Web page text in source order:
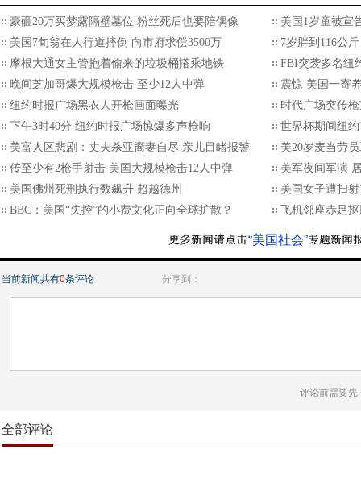
豪砸20万买梦露隔壁墓位 粉丝死后也要陪偶像
美国1岁童被宣
美国7旬翁在人行道摔倒 向市府求偿3500万
7岁胖到116公
摩根大通女主管抱着偷来的垃圾桶搭乘地铁
FBI突袭多名纽
晚间芝加哥爆大规模枪击 至少12人中弹
震惊 美国一寄
纽约时报广场黑衣人开枪画面曝光
时代广场突传
下午3时40分 纽约时报广场惊爆多声枪响
世界杯期间纽
美富人区悲剧：丈夫杀亚裔妻自尽 亲儿目睹报警
美20岁麦当劳
传至少有2枪手射击 美国大规模枪击12人中弹
美军夜间军演
美国佛州死刑执行数飙升 超越德州
美国女子遭扫
BBC：美国“失控”的小费文化正向全球扩散？
飞机邻座赤足
“美国社会”
当前新闻共有0条评论 分享到：
评论前需要先
全部评论